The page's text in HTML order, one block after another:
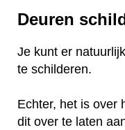
Deuren
Je kunt er
te schilderen.
Echter, het is over
dit over te laten